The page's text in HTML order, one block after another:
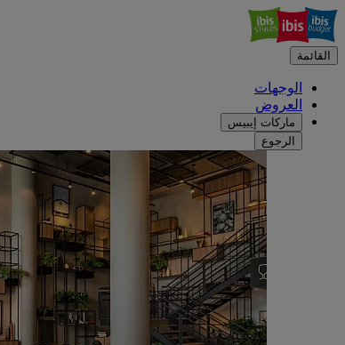
القائمة
الوجهات
العروض
ماركات إيبيس
الرجوع